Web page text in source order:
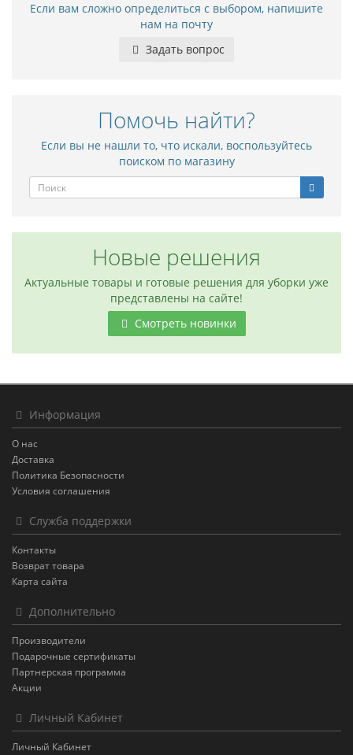
Если вам сложно определиться с выбором, напишите
нам на почту
Задать вопрос
Помочь найти?
Если вы не нашли то, что искали, воспользуйтесь
поиском по магазину
Новые решения
Актуальные товары и готовые решения для уборки уже
представлены на сайте!
Смотреть новинки
Информация
О нас
Доставка
Политика Безопасности
Условия соглашения
Служба поддержки
Контакты
Возврат товара
Карта сайта
Дополнительно
Производители
Подарочные сертификаты
Партнерская программа
Акции
Личный Кабинет
Личный Кабинет